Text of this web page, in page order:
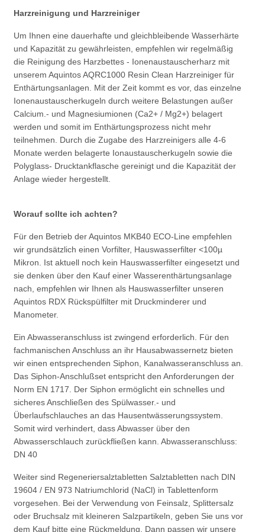
Harzreinigung und Harzreiniger
Um Ihnen eine dauerhafte und gleichbleibende Wasserhärte
und Kapazität zu gewährleisten, empfehlen wir regelmäßig
die Reinigung des Harzbettes - Ionenaustauscherharz mit
unserem Aquintos AQRC1000 Resin Clean Harzreiniger für
Enthärtungsanlagen. Mit der Zeit kommt es vor, das einzelne
Ionenaustauscherkugeln durch weitere Belastungen außer
Calcium.- und Magnesiumionen (Ca2+ / Mg2+) belagert
werden und somit im Enthärtungsprozess nicht mehr
teilnehmen. Durch die Zugabe des Harzreinigers alle 4-6
Monate werden belagerte Ionaustauscherkugeln sowie die
Polyglass- Drucktankflasche gereinigt und die Kapazität der
Anlage wieder hergestellt.
Worauf sollte ich achten?
Für den Betrieb der Aquintos MKB40 ECO-Line empfehlen
wir grundsätzlich einen Vorfilter, Hauswasserfilter <100µ
Mikron. Ist aktuell noch kein Hauswasserfilter eingesetzt und
sie denken über den Kauf einer Wasserenthärtungsanlage
nach, empfehlen wir Ihnen als Hauswasserfilter unseren
Aquintos RDX Rückspülfilter mit Druckminderer und
Manometer.
Ein Abwasseranschluss ist zwingend erforderlich. Für den
fachmanischen Anschluss an ihr Hausabwassernetz bieten
wir einen entsprechenden Siphon, Kanalwasseranschluss an.
Das Siphon-Anschlußset entspricht den Anforderungen der
Norm EN 1717. Der Siphon ermöglicht ein schnelles und
sicheres Anschließen des Spülwasser.- und
Überlaufschlauches an das Hausentwässerungssystem.
Somit wird verhindert, dass Abwasser über den
Abwasserschlauch zurückfließen kann. Abwasseranschluss:
DN 40
Weiter sind Regeneriersalztabletten Salztabletten nach DIN
19604 / EN 973 Natriumchlorid (NaCl) in Tablettenform
vorgesehen. Bei der Verwendung von Feinsalz, Splittersalz
oder Bruchsalz mit kleineren Salzpartikeln, geben Sie uns vor
dem Kauf bitte eine Rückmeldung. Dann passen wir unsere